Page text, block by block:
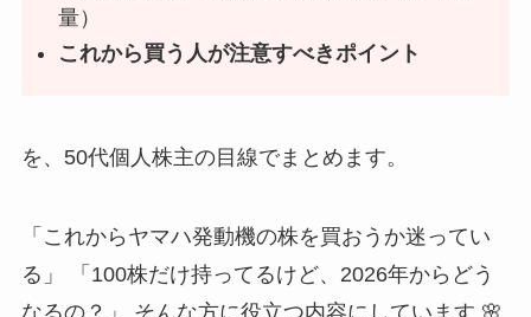
量）
これから買う人が注意すべきポイント
を、50代個人株主の目線でまとめます。
「これからヤマハ発動機の株を買おうか迷ってい
る」 「100株だけ持ってるけど、2026年からどう